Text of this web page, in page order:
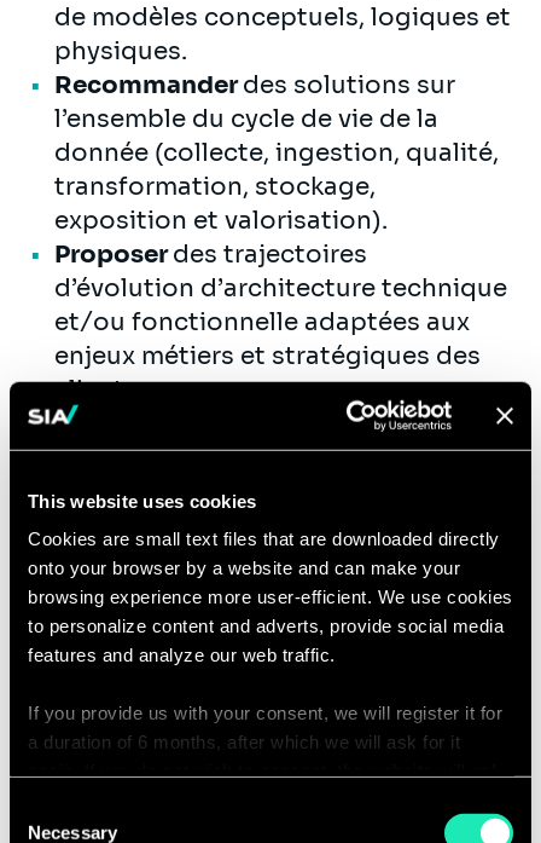
This website uses cookies
Cookies are small text files that are downloaded directly
onto your browser by a website and can make your
browsing experience more user-efficient. We use cookies
to personalize content and adverts, provide social media
features and analyze our web traffic.
If you provide us with your consent, we will register it for
a duration of 6 months, after which we will ask for it
personalized browsing experience.
Selection
Necessary
de modèles conceptuels, logiques et
physiques.
Recommanderdes solutions sur
l’ensemble du cycle de vie de la
donnée (collecte, ingestion, qualité,
transformation, stockage,
exposition et valorisation).
Proposerdes trajectoires
d’évolution d’architecture technique
et/ou fonctionnelle adaptées aux
enjeux métiers et stratégiques des
clients.
Réaliser
des benchmarks et études
de solutions (outils d’intégration,
plateformes cloud, catalogues de
données, gouvernance, etc.).
Accompagnerà la mise en œuvre :
cadrage technique, choix des
technologies, recommandations sur
les patterns d’architecture et
Vous êtes également amené(e) à vous
impliquer dans la vie interne du
cabinet, autour de différents sujets :